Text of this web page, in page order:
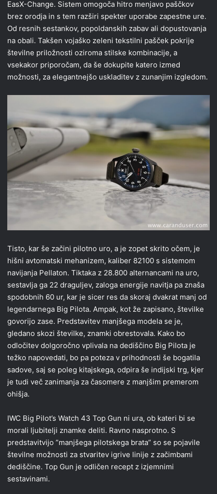
EasX-Change. Sistem omogoča hitro menjavo paščkov
brez orodja in s tem razširi spekter uporabe zapestne ure.
Od resnih sestankov, popoldanskih zabav ali dopustovanja
na obali. Takšen vojaško zeleni tekstilni pašček pokrije
številne priložnosti oziroma stilske kombinacije, a
vsekakor priporočam, da še dokupite katero izmed
možnosti, za elegantnejšo uskladitev z zunanjim izgledom.
Tisto, kar še začini pilotno uro, a je zopet skrito očem, je
hišni avtomatski mehanizem, kaliber 82100 s sistemom
navijanja Pellaton. Tiktaka z 28.800 alternancami na uro,
sestavlja ga 22 draguljev, zaloga energije navitja pa znaša
spodobnih 60 ur, kar je sicer res da skoraj dvakrat manj od
legendarnega Big Pilota. Ampak, kot že zapisano, številke
govorijo zase. Predstavitev manjšega modela se je,
gledano skozi številke, znamki obrestovala. Kako bo
odločitev dolgoročno vplivala na dediščino Big Pilota je
težko napovedati, bo pa poteza v prihodnosti še bogatila
sadove, saj se poleg kitajskega, odpira še indijski trg, kjer
je tudi več zanimanja za časomere z manjšim premerom
ohišja.
IWC Big Pilot’s Watch 43 Top Gun ni ura, ob kateri bi se
morali ljubitelji znamke deliti. Ravno nasprotno. S
predstavitvijo ”manjšega pilotskega brata” so se pojavile
številne možnosti za stvaritev igrive linije z začimbami
dediščine. Top Gun je odličen recept z izjemnimi
sestavinami.